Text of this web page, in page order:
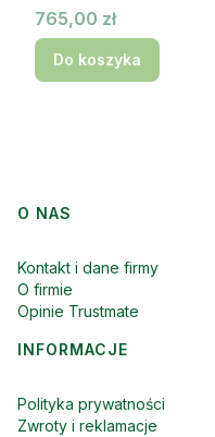
Cena
765,00 zł
Do koszyka
Linki w stopce
O NAS
Kontakt i dane firmy
O firmie
Opinie Trustmate
INFORMACJE
Polityka prywatności
Zwroty i reklamacje